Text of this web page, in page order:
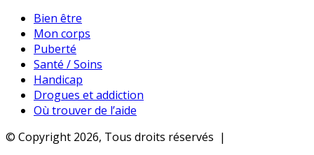
Bien être
Mon corps
Puberté
Santé / Soins
Handicap
Drogues et addiction
Où trouver de l’aide
© Copyright 2026, Tous droits réservés |